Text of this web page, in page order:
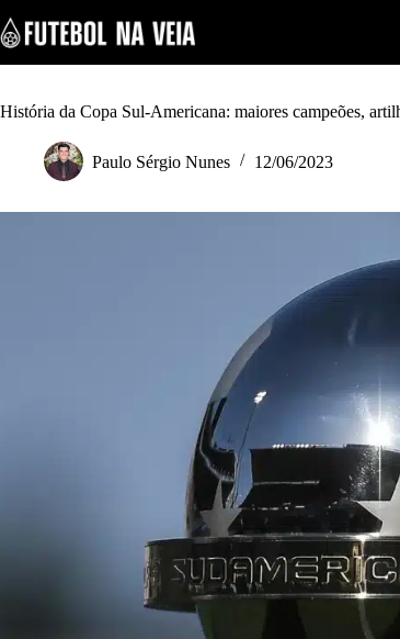
k
i
p
o
História da Copa Sul-Americana: maiores campeões,
Paulo Sérgio Nunes 12/06/2023